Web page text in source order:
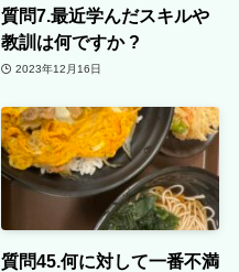
質問7.最近学んだスキルや
教訓は何ですか ?
2023年12月16日
質問45.何に対して一番不満